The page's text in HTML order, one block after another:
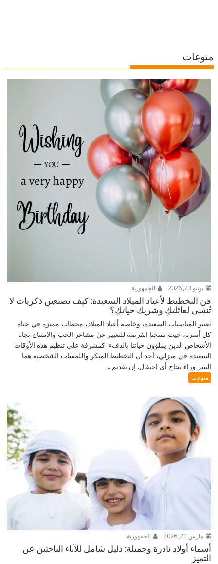
منوعات
يونيو 23, 2026 الجمهورية
فن التخطيط لأعياد الميلاد السعيدة: كيف تصنعين ذكريات لا
تُنسى لعائلتكِ وشريك حياتكِ؟
تعتبر المناسبات السعيدة، وخاصة أعياد الميلاد، محطات مميزة في حياة
كل أسرة، حيث تمنحنا الفرصة للتعبير عن مشاعر الحب والامتنان تجاه
الأشخاص الذين يملؤون حياتنا بالدفء. كمشرفة على تنظيم هذه الأوقات
السعيدة في منزلي، أجد أن التخطيط المبكر واللمسات الشخصية هما
السر وراء نجاح أي احتفال. إن تقديم...
منوعات
مارس 22, 2026 الجمهورية
أسماء أولاد نادرة وجميلة: دليل شامل للآباء الباحثين عن
التميز